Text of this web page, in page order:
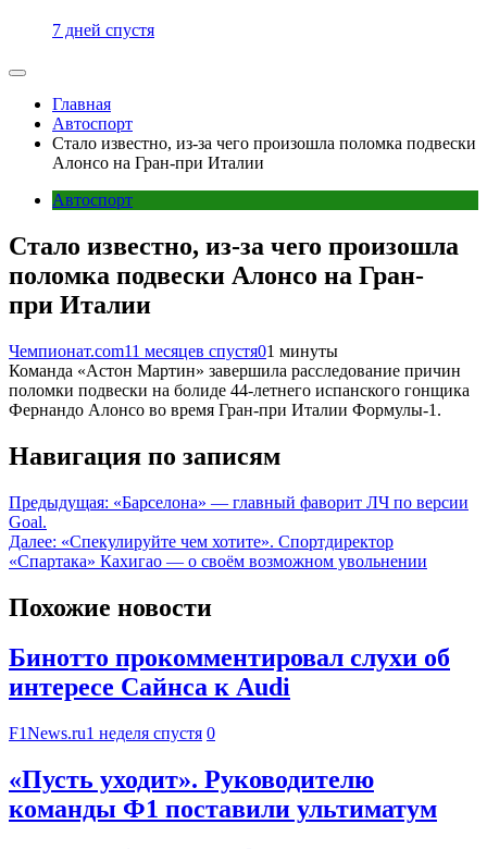
7 дней спустя
Главная
Автоспорт
Стало известно, из-за чего произошла поломка подвески
Алонсо на Гран-при Италии
Автоспорт
Стало известно, из-за чего произошла
поломка подвески Алонсо на Гран-
при Италии
Чемпионат.com11 месяцев спустя01 минуты
Команда «Астон Мартин» завершила расследование причин
поломки подвески на болиде 44-летнего испанского гонщика
Фернандо Алонсо во время Гран-при Италии Формулы-1.
Навигация по записям
Предыдущая: «Барселона» — главный фаворит ЛЧ по версии
Goal.
Далее: «Спекулируйте чем хотите». Спортдиректор
«Спартака» Кахигао — о своём возможном увольнении
Похожие новости
Бинотто прокомментировал слухи об
интересе Сайнса к Audi
F1News.ru1 неделя спустя 0
«Пусть уходит». Руководителю
команды Ф1 поставили ультиматум